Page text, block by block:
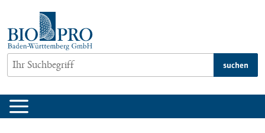
springen
suchen